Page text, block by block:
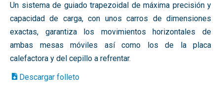
Un sistema de guiado trapezoidal de máxima precisión y
capacidad de carga, con unos carros de dimensiones
exactas, garantiza los movimientos horizontales de
ambas mesas móviles así como los de la placa
calefactora y del cepillo a refrentar.
Descargar folleto